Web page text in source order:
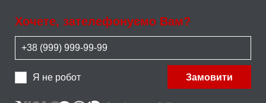
Хочете, зателефонуємо Вам?
Я не робот Замовити